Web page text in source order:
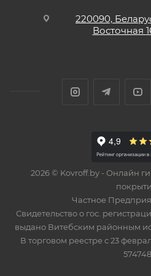
220090,
Восточная
2026 © Kovroff.by - Онлайн
Частное
Свидетельство о гос.
выдано Витебским районным
В торговом реестре с 23
574748